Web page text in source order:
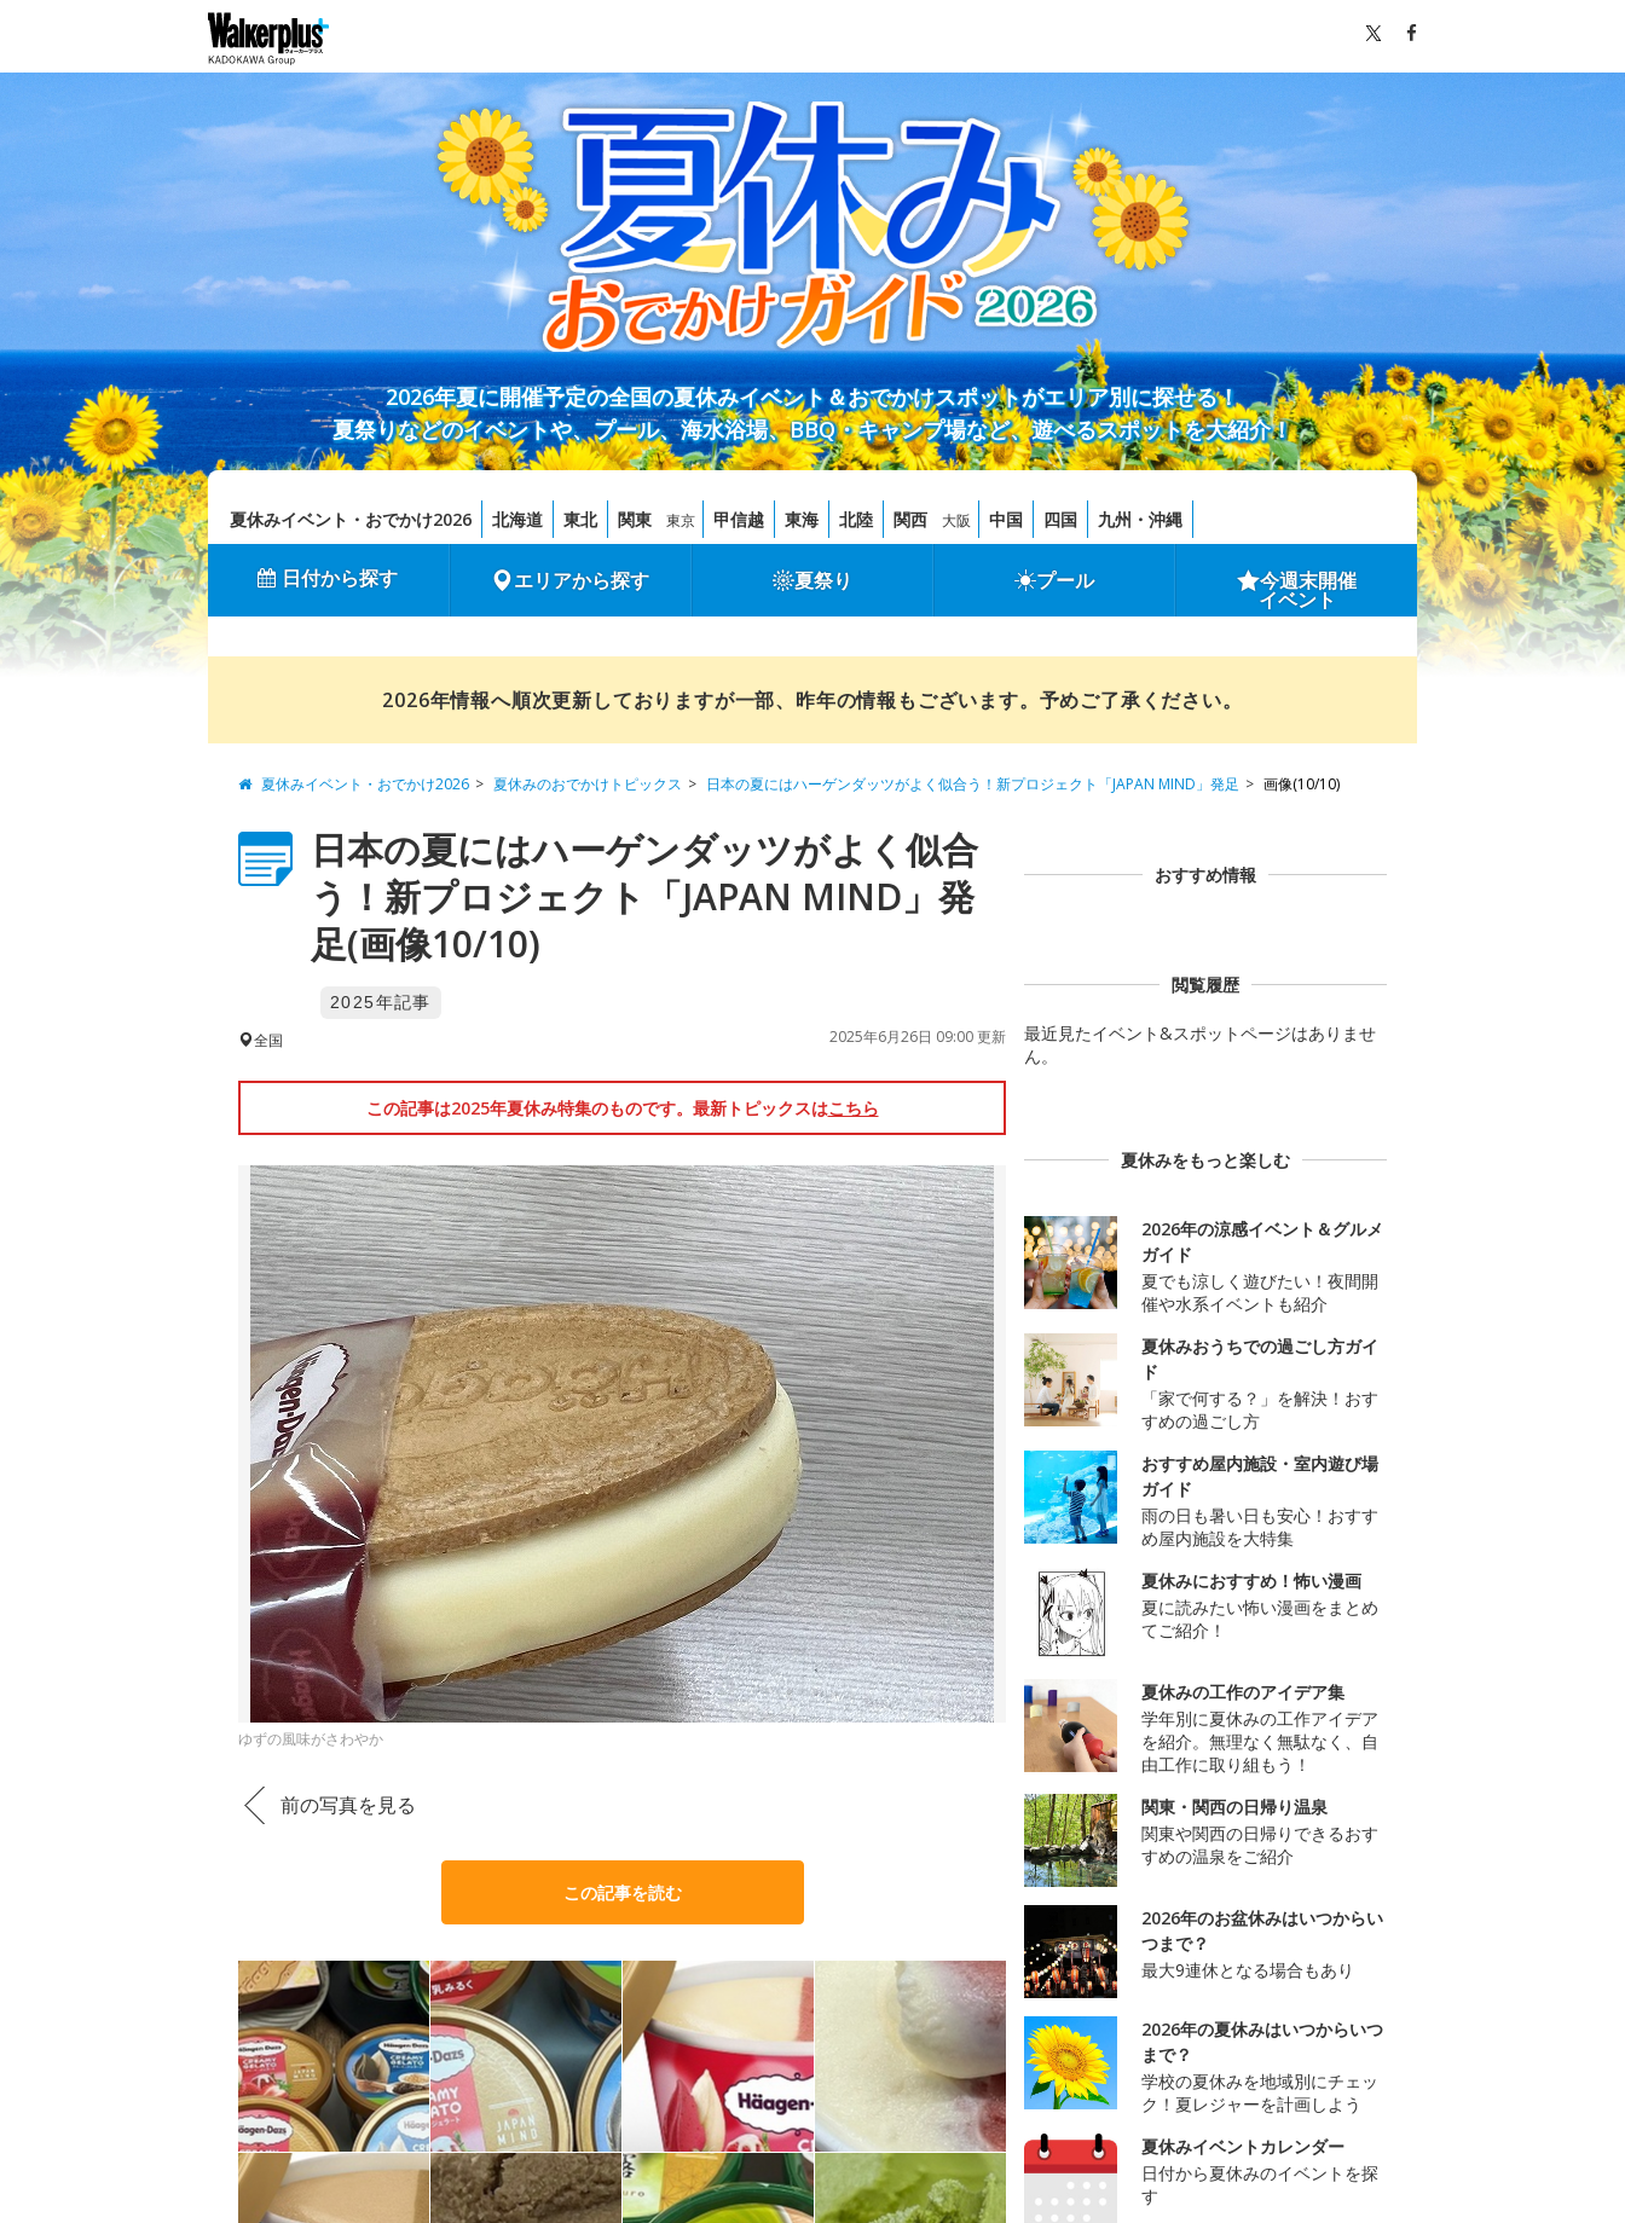
2026年夏に開催予定の全国の夏休みイベント＆おでかけスポットがエリア別に探せる！
夏祭りなどのイベントや、プール、海水浴場、BBQ・キャンプ場など、遊べるスポットを大紹介！
夏休みイベント・おでかけ2026 北海道 東北 関東 東京 甲信越 東海 北陸 関西 大阪 中国 四国 九州・沖縄
日付から探す エリアから探す 夏祭り プール 今週末開催
イベント
2026年情報へ順次更新しておりますが一部、昨年の情報もございます。予めご了承ください。
夏休みイベント・おでかけ2026 夏休みのおでかけトピックス 日本の夏にはハーゲンダッツがよく似合う！新プロジェクト「JAPAN MIND」発足 画像(10/10)
日本の夏にはハーゲンダッツがよく似合
う！新プロジェクト「JAPAN MIND」発
足(画像10/10)
2025年記事
全国 2025年6月26日 09:00 更新
この記事は2025年夏休み特集のものです。最新トピックスはこちら
ゆずの風味がさわやか
前の写真を見る
この記事を読む
おすすめ情報
閲覧履歴
最近見たイベント&スポットページはありませ
ん。
夏休みをもっと楽しむ
2026年の涼感イベント＆グルメ
ガイド
夏でも涼しく遊びたい！夜間開
催や水系イベントも紹介
夏休みおうちでの過ごし方ガイ
ド
「家で何する？」を解決！おす
すめの過ごし方
おすすめ屋内施設・室内遊び場
ガイド
雨の日も暑い日も安心！おすす
め屋内施設を大特集
夏休みにおすすめ！怖い漫画
夏に読みたい怖い漫画をまとめ
てご紹介！
夏休みの工作のアイデア集
学年別に夏休みの工作アイデア
を紹介。無理なく無駄なく、自
由工作に取り組もう！
関東・関西の日帰り温泉
関東や関西の日帰りできるおす
すめの温泉をご紹介
2026年のお盆休みはいつからい
つまで？
最大9連休となる場合もあり
2026年の夏休みはいつからいつ
まで？
学校の夏休みを地域別にチェッ
ク！夏レジャーを計画しよう
夏休みイベントカレンダー
日付から夏休みのイベントを探
す